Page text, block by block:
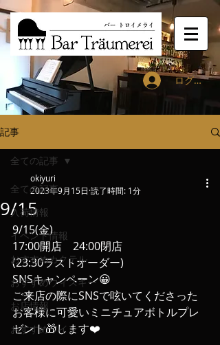
ログイン
記事
全ての記事
入荷情報
イベント情報
おすすめカクテル
おすすめウィスキー
お店情報
おすすめワイン
全ての記事
9/15
okiyuri
2023年9月15日 読了時間: 1分
9/15(金)
17:00開店　24:00閉店
(23:30ラストオーダー)
SNSキャンペーン😀
ご来店の際にSNSで呟いてくださった
お客様に可愛いミニチュアボトルプレ
ゼント🎁します❤️